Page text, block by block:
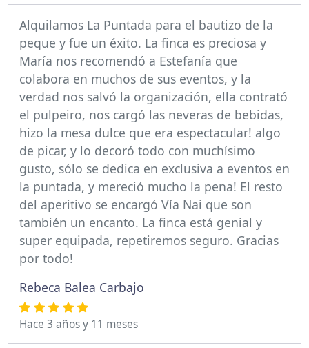
Alquilamos La Puntada para el bautizo de la
peque y fue un éxito. La finca es preciosa y
María nos recomendó a Estefanía que
colabora en muchos de sus eventos, y la
verdad nos salvó la organización, ella contrató
el pulpeiro, nos cargó las neveras de bebidas,
hizo la mesa dulce que era espectacular! algo
de picar, y lo decoró todo con muchísimo
gusto, sólo se dedica en exclusiva a eventos en
la puntada, y mereció mucho la pena! El resto
del aperitivo se encargó Vía Nai que son
también un encanto. La finca está genial y
super equipada, repetiremos seguro. Gracias
por todo!
Rebeca Balea Carbajo
Hace 3 años y 11 meses